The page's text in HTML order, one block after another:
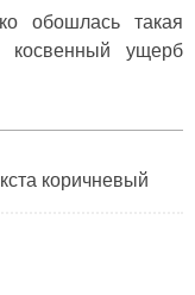
обошлась такая
ущерб
коричневый